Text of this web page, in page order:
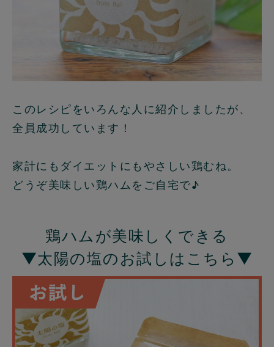
このレシピをいろんな人に紹介しましたが、
全員成功しています！
家計にもダイエットにもやさしい鶏むね。
どうぞ美味しい鶏ハムをご自宅で♪
鶏ハムが美味しくできる
▼太陽の塩のお試しはこちら▼